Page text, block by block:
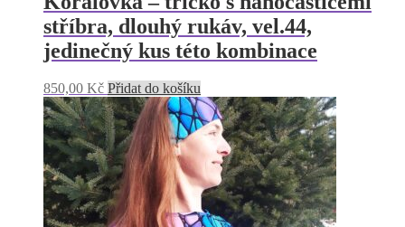
stříbra, dlouhý rukáv, vel.44,
jedinečný kus této kombinace
850,00 Kč Přidat do košíku